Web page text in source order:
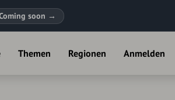
soon →
Themen Regionen Anmelden